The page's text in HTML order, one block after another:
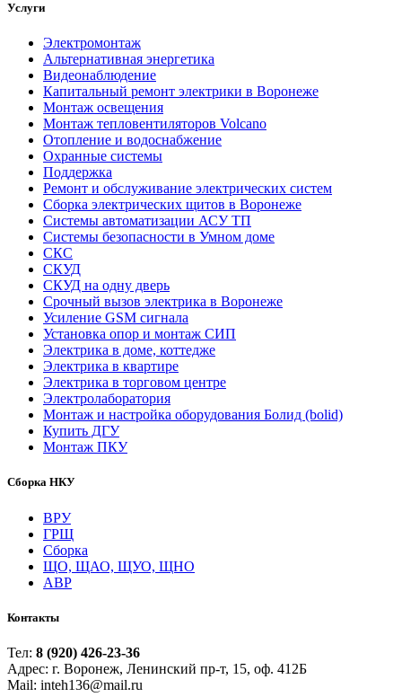
Услуги
Электромонтаж
Альтернативная энергетика
Видеонаблюдение
Капитальный ремонт электрики в Воронеже
Монтаж освещения
Монтаж тепловентиляторов Volcano
Отопление и водоснабжение
Охранные системы
Поддержка
Ремонт и обслуживание электрических систем
Сборка электрических щитов в Воронеже
Системы автоматизации АСУ ТП
Системы безопасности в Умном доме
СКС
СКУД
СКУД на одну дверь
Срочный вызов электрика в Воронеже
Усиление GSM сигнала
Установка опор и монтаж СИП
Электрика в доме, коттедже
Электрика в квартире
Электрика в торговом центре
Электролаборатория
Монтаж и настройка оборудования Болид (bolid)
Купить ДГУ
Монтаж ПКУ
Сборка НКУ
ВРУ
ГРЩ
Сборка
ЩО, ЩАО, ЩУО, ЩНО
АВР
Контакты
Тел: 8 (920) 426-23-36
Адрес: г. Воронеж, Ленинский пр-т, 15, оф. 412Б
Mail: inteh136@mail.ru